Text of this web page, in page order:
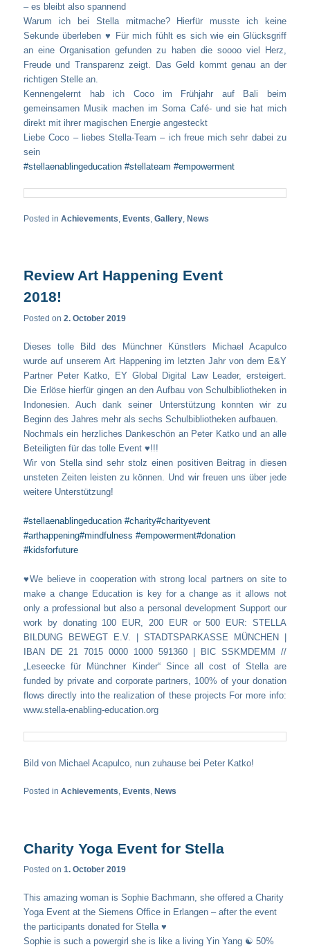
– es bleibt also spannend
Warum ich bei Stella mitmache? Hierfür musste ich keine
Sekunde überleben ♥️ Für mich fühlt es sich wie ein Glücksgriff
an eine Organisation gefunden zu haben die soooo viel Herz,
Freude und Transparenz zeigt. Das Geld kommt genau an der
richtigen Stelle an.
Kennengelernt hab ich Coco im Frühjahr auf Bali beim
gemeinsamen Musik machen im Soma Café- und sie hat mich
direkt mit ihrer magischen Energie angesteckt
Liebe Coco – liebes Stella-Team – ich freue mich sehr dabei zu
sein
#stellaenablingeducation #stellateam #empowerment
Posted in Achievements, Events,Gallery, News
Review Art Happening Event
2018!
Posted on2. October 2019
Dieses tolle Bild des Münchner Künstlers Michael Acapulco
wurde auf unserem Art Happening im letzten Jahr von dem E&Y
Partner Peter Katko, EY Global Digital Law Leader, ersteigert.
Die Erlöse hierfür gingen an den Aufbau von Schulbibliotheken in
Indonesien. Auch dank seiner Unterstützung konnten wir zu
Beginn des Jahres mehr als sechs Schulbibliotheken aufbauen.
Nochmals ein herzliches Dankeschön an Peter Katko und an alle
Beteiligten für das tolle Event ♥️!!!
Wir von Stella sind sehr stolz einen positiven Beitrag in diesen
unsteten Zeiten leisten zu können. Und wir freuen uns über jede
weitere Unterstützung!
#stellaenablingeducation #charity#charityevent
#arthappening#mindfulness #empowerment#donation
#kidsforfuture
♥️We believe in cooperation with strong local partners on site to
make a change Education is key for a change as it allows not
only a professional but also a personal development Support our
work by donating 100 EUR, 200 EUR or 500 EUR: STELLA
BILDUNG BEWEGT E.V. | STADTSPARKASSE MÜNCHEN |
IBAN DE 21 7015 0000 1000 591360 | BIC SSKMDEMM //
„Leseecke für Münchner Kinder“ Since all cost of Stella are
funded by private and corporate partners, 100% of your donation
flows directly into the realization of these projects For more info:
www.stella-enabling-education.org
Bild von Michael Acapulco, nun zuhause bei Peter Katko!
Posted in Achievements, Events, News
Charity Yoga Event for Stella
Posted on1. October 2019
This amazing woman is Sophie Bachmann, she offered a Charity
Yoga Event at the Siemens Office in Erlangen – after the event
the participants donated for Stella ♥️
Sophie is such a powergirl she is like a living Yin Yang ☯️ 50%